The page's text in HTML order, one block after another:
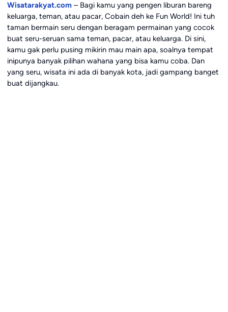
Wisatarakyat.com– Bagi kamu yang pengen liburan bareng
keluarga, teman, atau pacar, Cobain deh ke Fun World! Ini tuh
taman bermain seru dengan beragam permainan yang cocok
buat seru-seruan sama teman, pacar, atau keluarga. Di sini,
kamu gak perlu pusing mikirin mau main apa, soalnya tempat
inipunya banyak pilihan wahana yang bisa kamu coba. Dan
yang seru, wisata ini ada di banyak kota, jadi gampang banget
buat dijangkau.